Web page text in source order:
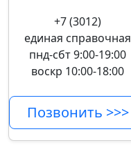
+7 (3012)
единая справочная
пнд-сбт 9:00-19:00
воскр 10:00-18:00
Позвонить >>>